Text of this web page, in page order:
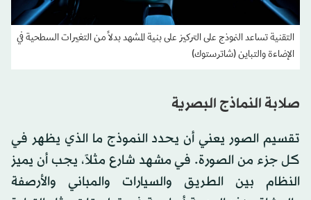
التقنية تساعد النموذج على التركيز على بنية المشهد بدلاً من التغيرات السطحية في
الإضاءة والتباين (شاترستوك)
صلابة النماذج البصرية
تقسيم الصور يعني أن يحدد النموذج ما الذي يظهر في
كل جزء من الصورة. في مشهد شارع مثلاً، يجب أن يميز
النظام بين الطريق والسيارات والمباني والأرصفة